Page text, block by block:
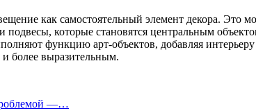
как самостоятельный элемент декора.
которые становятся центральным
функцию арт-объектов, добавляя
более выразительным.
—…